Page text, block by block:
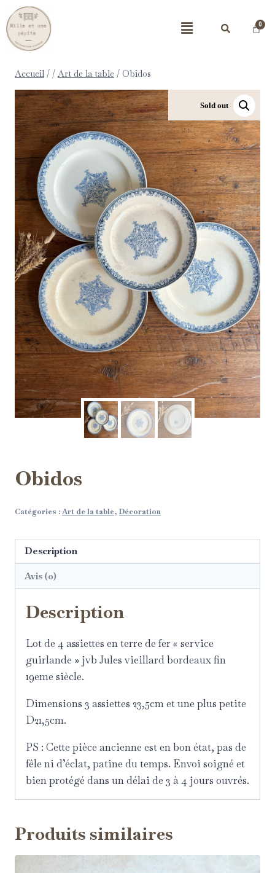
Accueil / / Art de la table / Obidos
Sold out
Obidos
Catégories :Art de la table, Décoration
Description
Avis (0)
Description
Lot de 4 assiettes en terre de fer « service
guirlande » jvb Jules vieillard bordeaux fin
19eme siècle.
Dimensions 3 assiettes 23,5cm et une plus petite
D21,5cm.
PS : Cette pièce ancienne est en bon état, pas de
fêle ni d’éclat, patine du temps. Envoi soigné et
bien protégé dans un délai de 3 à 4 jours ouvrés.
Produits similaires